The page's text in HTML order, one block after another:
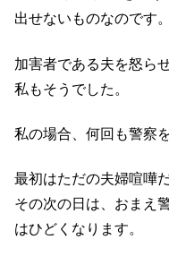
出せないものなのです。
加害者である夫を怒ら
私もそうでした。
私の場合、何回も警察
最初はただの夫婦喧嘩
その次の日は、おまえ
はひどくなります。